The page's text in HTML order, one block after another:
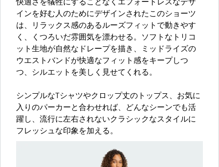
快適さを犠牲にすることなくエフォートレスなデザ
インを好む人のためにデザインされたこのショーツ
は、リラックス感のあるルーズフィットで動きやす
く、くつろいだ雰囲気を漂わせる。ソフトなトリコ
ット生地が自然なドレープを描き、ミッドライズの
ウエストバンドが快適なフィット感をキープしつ
つ、シルエットを美しく見せてくれる。
シンプルなTシャツやクロップ丈のトップス、お気に
入りのパーカーと合わせれば、どんなシーンでも活
躍し、流行に左右されないクラシックなスタイルに
フレッシュな印象を加える。